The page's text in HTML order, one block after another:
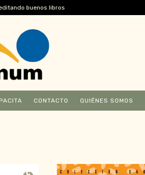
buenos libros
CONTACTO QUIÉNES SOMOS